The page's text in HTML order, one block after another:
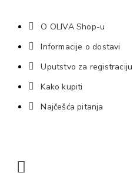
O OLIVA Shop-u
Informacije o dostavi
Uputstvo za registraciju
Kako kupiti
Najčešća pitanja